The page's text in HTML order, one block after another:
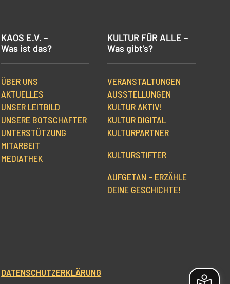
KAOS E.V. –
Was ist das?
ÜBER UNS
AKTUELLES
UNSER LEITBILD
UNSERE BOTSCHAFTER
UNTERSTÜTZUNG
MITARBEIT
MEDIATHEK
KULTUR FÜR ALLE –
Was gibt’s?
VERANSTALTUNGEN
AUSSTELLUNGEN
KULTUR AKTIV!
KULTUR DIGITAL
KULTURPARTNER
KULTURSTIFTER
AUFGETAN – ERZÄHLE
DEINE GESCHICHTE!
DATENSCHUTZERKLÄRUNG